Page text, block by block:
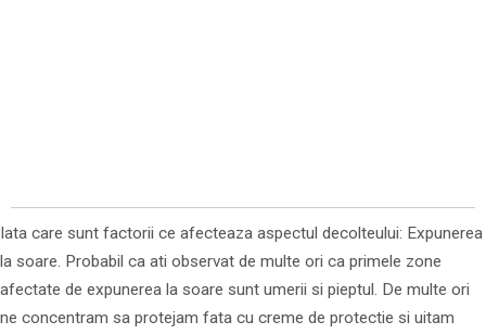
Iata care sunt factorii ce afecteaza aspectul decolteului: Expunerea
la soare. Probabil ca ati observat de multe ori ca primele zone
afectate de expunerea la soare sunt umerii si pieptul. De multe ori
ne concentram sa protejam fata cu creme de protectie si uitam